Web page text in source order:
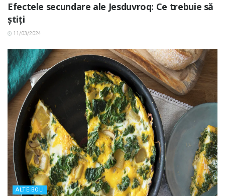
Efectele secundare ale Jesduvroq: Ce trebuie să
știți
11/03/2024
ALTE BOLI